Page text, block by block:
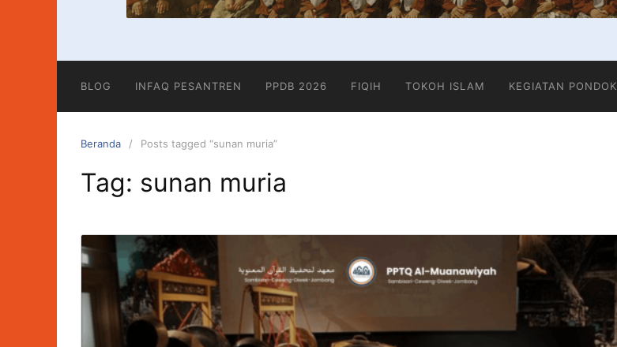
BLOG INFAQ PESANTREN PPDB 2026 FIQIH TOKOH ISLAM KEGIATAN PONDOK
Beranda Posts tagged “sunan muria”
Tag: sunan muria